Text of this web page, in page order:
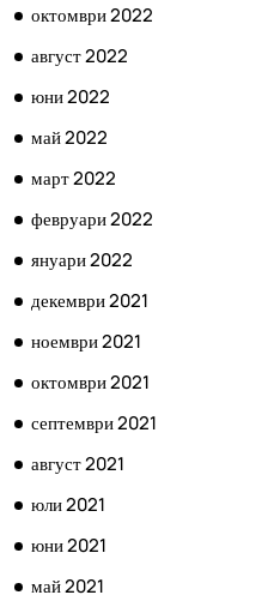
октомври 2022
август 2022
юни 2022
май 2022
март 2022
февруари 2022
януари 2022
декември 2021
ноември 2021
октомври 2021
септември 2021
август 2021
юли 2021
юни 2021
май 2021